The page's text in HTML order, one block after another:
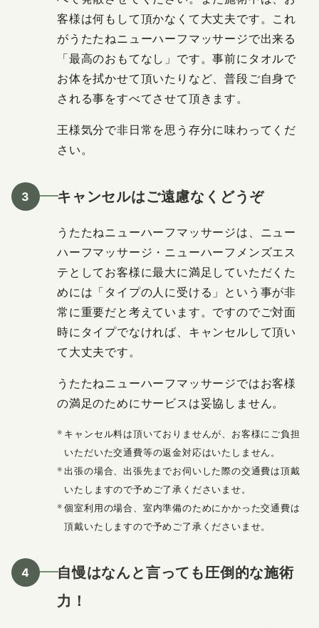
客様は何もして頂かなくて大丈夫です。これ
がうたたねニューハーフマッサージで出来る
「最高のおもてなし」です。事前にタオルで
お体を拭かせて頂いたりなど、普段ご自身で
される事をすべてさせて頂きます。
王様気分で非日常を思う存分に味わってくだ
さい。
キャンセルはご遠慮なくどうぞ
うたたねニューハーフマッサージは、ニュー
ハーフマッサージ・ニューハーフメンズエス
テとしてお客様に最大に満足していただくた
めには「タイプの人に受ける」という事が非
常に重要だと考えています。ですのでご対面
時にタイプでなければ、キャンセルして頂い
て大丈夫です。
うたたねニューハーフマッサージではお客様
の満足のためにサービスは妥協しません。
キャンセル料は頂いておりませんが、お客様にご負担
いただいた交通費等の返金対応はいたしません。
出張の場合、出張先までお伺いした際の交通費は頂戴
いたしますので予めご了承くださいませ。
個室利用の場合、室内準備のためにかかった交通費は
頂戴いたしますので予めご了承くださいませ。
自慢はなんと言っても圧倒的な施術
力！